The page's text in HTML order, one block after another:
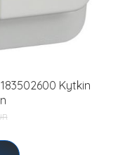
Kytkin